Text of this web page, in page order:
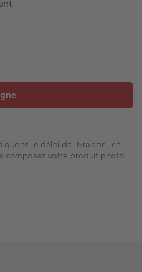
le délai de livraison, en
composez votre produit photo.